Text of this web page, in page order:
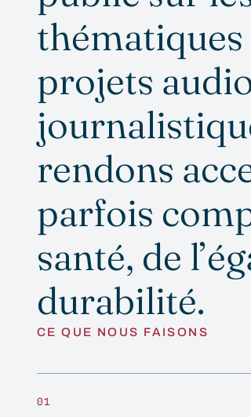
thématiques
projets
rendons
parfois
santé, de
durabilité.
CE QUE NOUS FAISONS
01